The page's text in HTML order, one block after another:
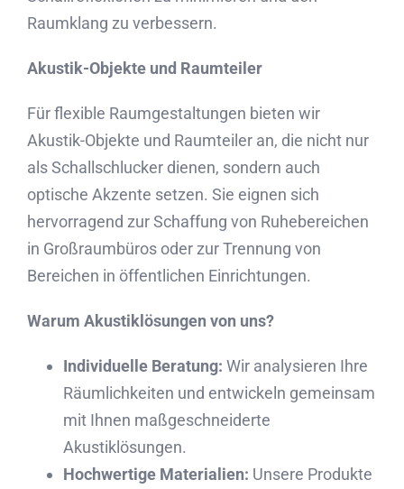
Raumklang zu verbessern.
Akustik-Objekte und Raumteiler
Für flexible Raumgestaltungen bieten wir
Akustik-Objekte und Raumteiler an, die nicht nur
als Schallschlucker dienen, sondern auch
optische Akzente setzen. Sie eignen sich
hervorragend zur Schaffung von Ruhebereichen
in Großraumbüros oder zur Trennung von
Bereichen in öffentlichen Einrichtungen.
Warum Akustiklösungen von uns?
Individuelle Beratung: Wir analysieren Ihre
Räumlichkeiten und entwickeln gemeinsam
mit Ihnen maßgeschneiderte
Akustiklösungen.
Hochwertige Materialien: Unsere Produkte